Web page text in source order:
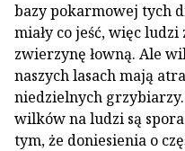
bazy pokarmowej tych
miały co jeść, więc
zwierzynę łowną. Ale
naszych lasach mają
niedzielnych
wilków na ludzi są
tym, że doniesienia o